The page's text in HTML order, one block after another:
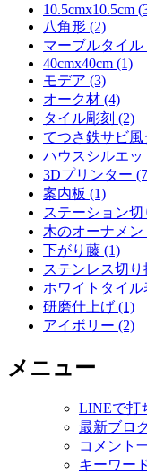
10.5cmx10.5cm
八角形 (2)
マーブルタイル
40cmx40cm (1)
モデア (3)
オーク材 (4)
タイル彫刻 (2)
てつさ鉄サビ
ハウスシルエッ
3Dプリンター
案内板 (1)
ステーション
木のオーナメン
下がり藤 (1)
ステンレス切り
ホワイトタイル
研磨仕上げ (1)
アイボリー (2)
メニュー
LINEで打
最新ブロ
コメント
キーワー